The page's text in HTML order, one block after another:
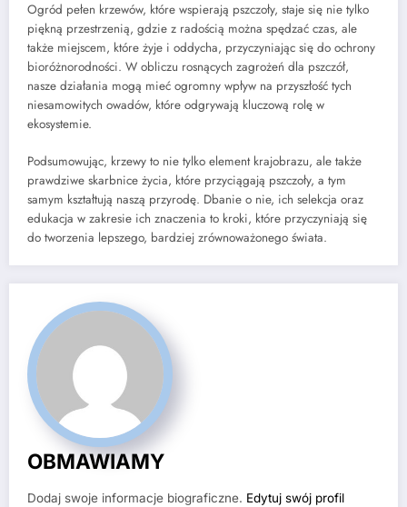
Ogród pełen krzewów, które wspierają pszczoły, staje się nie tylko
piękną przestrzenią, gdzie z radością można spędzać czas, ale
także miejscem, które żyje i oddycha, przyczyniając się do ochrony
bioróżnorodności. W obliczu rosnących zagrożeń dla pszczół,
nasze działania mogą mieć ogromny wpływ na przyszłość tych
niesamowitych owadów, które odgrywają kluczową rolę w
ekosystemie.
Podsumowując, krzewy to nie tylko element krajobrazu, ale także
prawdziwe skarbnice życia, które przyciągają pszczoły, a tym
samym kształtują naszą przyrodę. Dbanie o nie, ich selekcja oraz
edukacja w zakresie ich znaczenia to kroki, które przyczyniają się
do tworzenia lepszego, bardziej zrównoważonego świata.
OBMAWIAMY
Dodaj swoje informacje biograficzne. Edytuj swój profil